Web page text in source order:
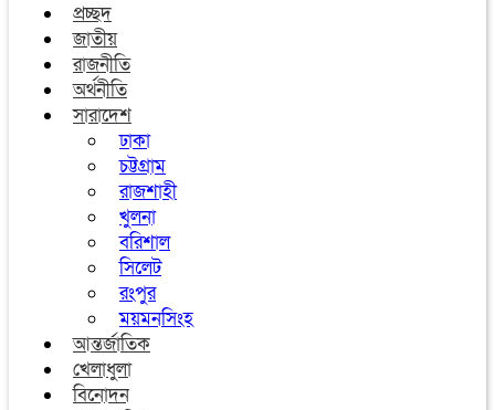
প্রচ্ছদ
জাতীয়
রাজনীতি
অর্থনীতি
সারাদেশ
ঢাকা
চট্টগ্রাম
রাজশাহী
খুলনা
বরিশাল
সিলেট
রংপুর
ময়মনসিংহ
আন্তর্জাতিক
খেলাধুলা
বিনোদন